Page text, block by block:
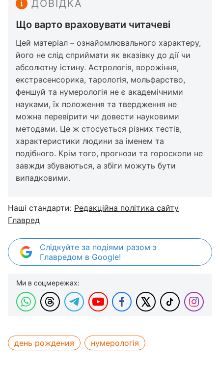
ДОВІДКА
Що варто враховувати читачеві
Цей матеріал – ознайомлювального характеру,
його не слід сприймати як вказівку до дії чи
абсолютну істину. Астрологія, ворожіння,
екстрасенсорика, тарологія, мольфарство,
феншуй та нумерологія не є академічними
науками, їх положення та твердження не
можна перевірити чи довести науковими
методами. Це ж стосується різних тестів,
характеристики людини за іменем та
подібного. Крім того, прогнози та гороскопи не
завжди збуваються, а збіги можуть бути
випадковими.
Наші стандарти: Редакційна політика сайту
Главред
Слідкуйте за подіями разом з
Главредом в Google!
Ми в соцмережах:
день рождения нумерологія